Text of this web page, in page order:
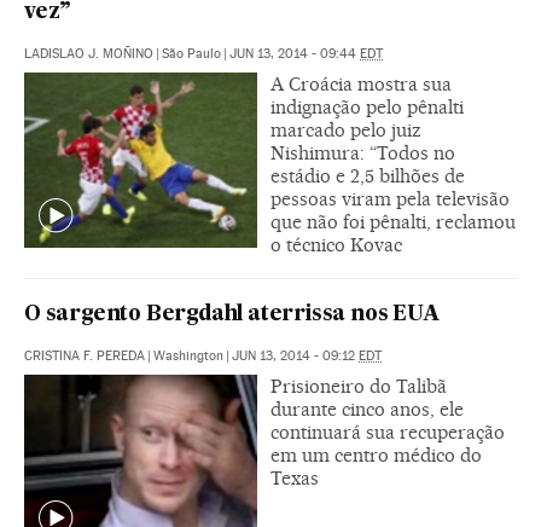
vez”
LADISLAO J. MOÑINO | São Paulo | JUN 13, 2014 - 09:44 EDT
A Croácia mostra sua
indignação pelo pênalti
marcado pelo juiz
Nishimura: “Todos no
estádio e 2,5 bilhões de
pessoas viram pela televisão
que não foi pênalti, reclamou
o técnico Kovac
O sargento Bergdahl aterrissa nos EUA
CRISTINA F. PEREDA | Washington | JUN 13, 2014 - 09:12 EDT
Prisioneiro do Talibã
durante cinco anos, ele
continuará sua recuperação
em um centro médico do
Texas